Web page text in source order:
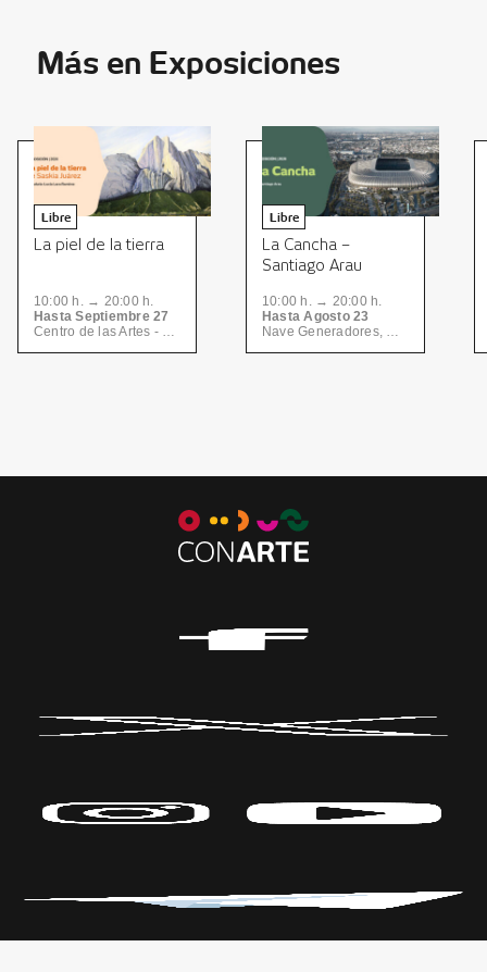
Más en Exposiciones
Libre
La piel de la tierra
10:00 h. → 20:00 h.
Hasta Septiembre 27
Centro de las Artes - Nave Dos, Centro de las Artes | CONARTE
Libre
La Cancha –
Santiago Arau
10:00 h. → 20:00 h.
Hasta Agosto 23
Nave Generadores, Centro de las Artes | CONARTE